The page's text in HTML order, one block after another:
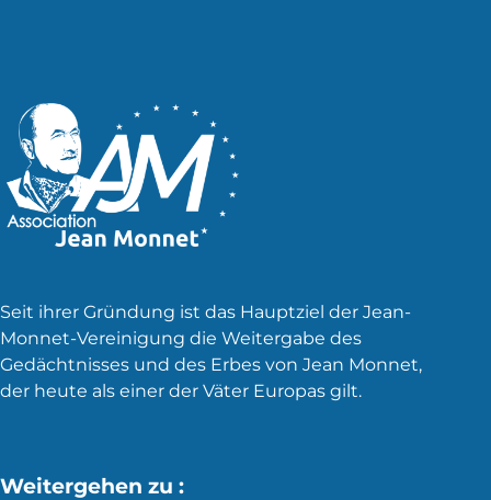
Seit ihrer Gründung ist das Hauptziel der Jean-
Monnet-Vereinigung die Weitergabe des
Gedächtnisses und des Erbes von Jean Monnet,
der heute als einer der Väter Europas gilt.
Weitergehen zu :